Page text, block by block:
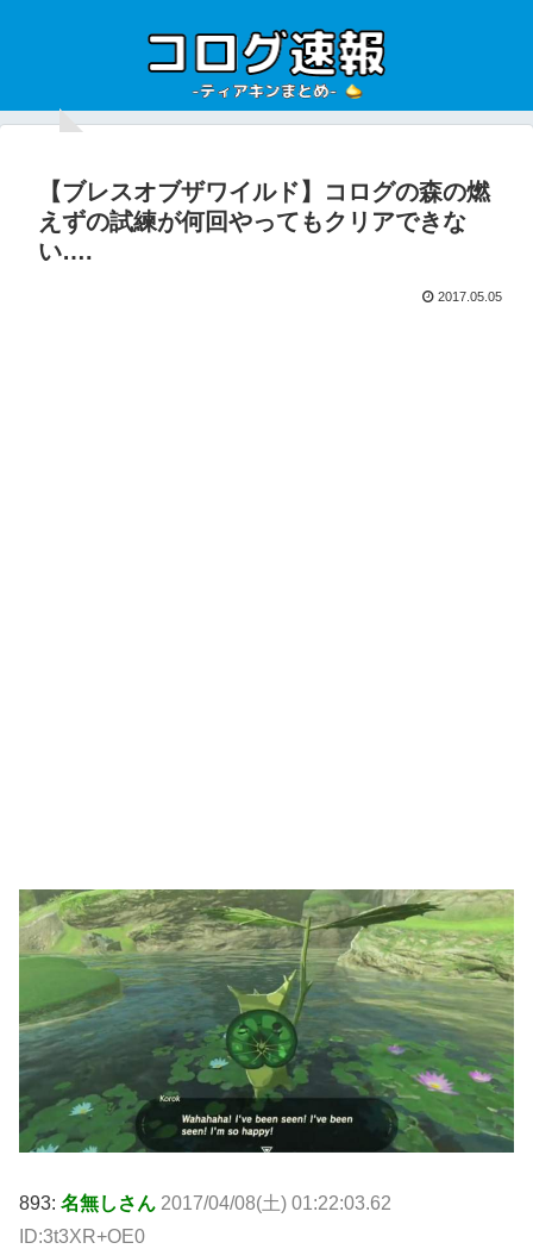
【ブレスオブザワイルド】コログの森の燃
えずの試練が何回やってもクリアできな
い….
2017.05.05
893: 名無しさん 2017/04/08(土) 01:22:03.62
ID:3t3XR+OE0